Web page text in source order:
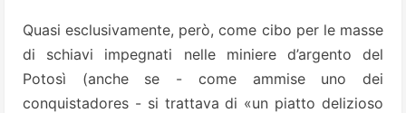
Quasi esclusivamente, però, come cibo per le masse
di schiavi impegnati nelle miniere d’argento del
Potosì (anche se - come ammise uno dei
conquistadores - si trattava di «un piatto delizioso